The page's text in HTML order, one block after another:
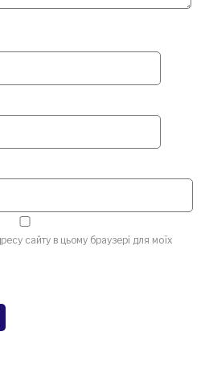
сайту в цьому браузері для моїх